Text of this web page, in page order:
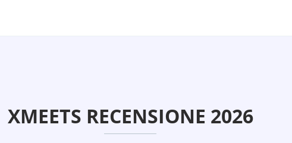
XMEETS RECENSIONE 2026